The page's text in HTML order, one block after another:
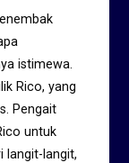
istimewa.
Rico, yang
Pengait
untuk
langit-langit,